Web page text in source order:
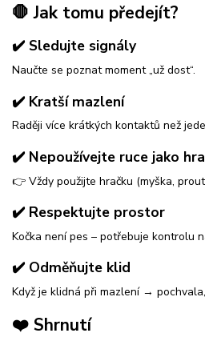
🛑 Jak tomu předejít?
✔️ Sledujte signály
Naučte se poznat moment „už dost“.
✔️ Kratší mazlení
Raději více krátkých kontaktů než
✔️ Nepoužívejte ruce jako
👉 Vždy použijte hračku (myška,
✔️ Respektujte prostor
Kočka není pes – potřebuje kontrolu
✔️ Odměňujte klid
Když je klidná při mazlení →
❤️ Shrnutí